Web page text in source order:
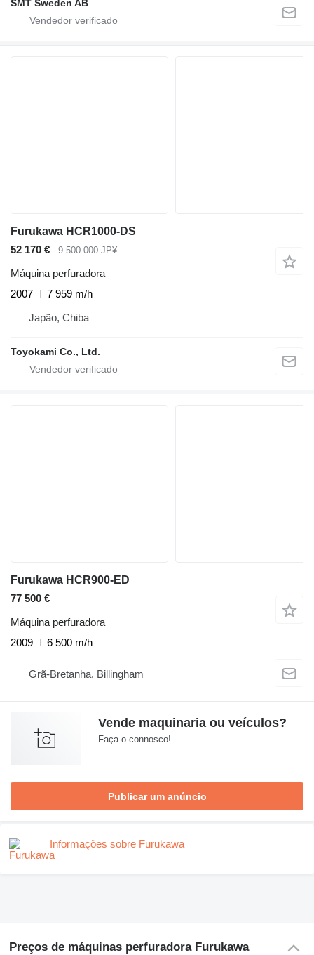
SMT Sweden AB
Furukawa HCR1000-DS
52 170 €
9 500 000 JP¥
Máquina perfuradora
2007
7 959 m/h
Japão, Chiba
Toyokami Co., Ltd.
Furukawa HCR900-ED
77 500 €
Máquina perfuradora
2009
6 500 m/h
Grã-Bretanha, Billingham
Vende maquinaria ou veículos?
Faça-o connosco!
Publicar um anúncio
Informações sobre Furukawa
Preços de máquinas perfuradora Furukawa